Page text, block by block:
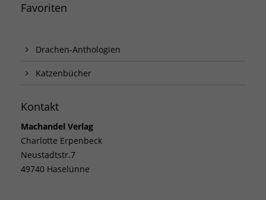
Favoriten
Drachen-Anthologien
Katzenbücher
Kontakt
Machandel Verlag
Charlotte Erpenbeck
Neustadtstr.7
49740 Haselünne